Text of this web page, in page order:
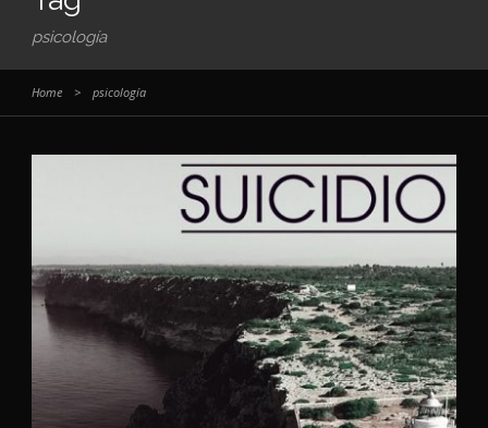
psicología
Home > psicología